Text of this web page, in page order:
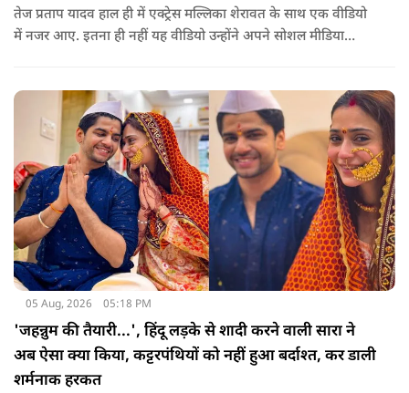
तेज प्रताप यादव हाल ही में एक्ट्रेस मल्लिका शेरावत के साथ एक वीडियो
में नजर आए. इतना ही नहीं यह वीडियो उन्होंने अपने सोशल मीडिया
05 Aug, 2026 05:18 PM
'जहन्नुम की तैयारी...', हिंदू लड़के से शादी करने वाली सारा ने
अब ऐसा क्या किया, कट्टरपंथियों को नहीं हुआ बर्दाश्त, कर डाली
शर्मनाक हरकत